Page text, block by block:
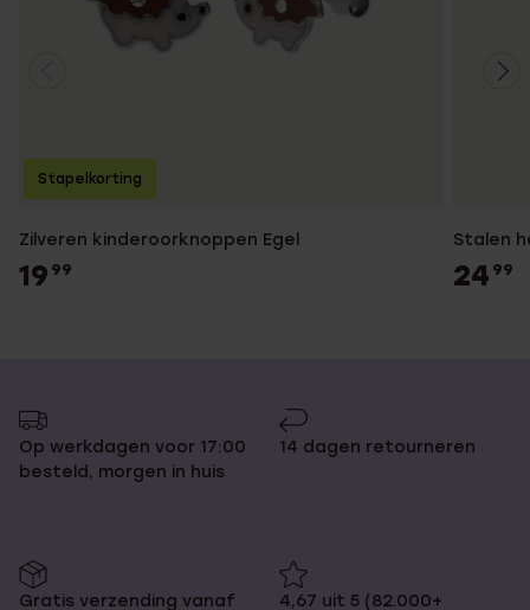
Zilveren kinderoorknoppen Egel
19 99
Stapelkorting
Stalen
24 99
Op werkdagen voor 17:00
besteld, morgen in huis
14 dagen retourneren
Gratis verzending vanaf
4,67 uit 5 (82.000+